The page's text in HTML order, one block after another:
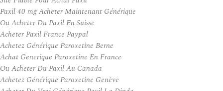
Paxil 40 mg Acheter Maintenant Générique
Ou Acheter Du Paxil En Suisse
Acheter Paxil France Paypal
Achetez Générique Paroxetine Berne
Achat Generique Paroxetine En France
Ou Acheter Du Paxil Au Canada
Achetez Générique Paroxetine Genève